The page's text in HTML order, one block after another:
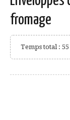
fromage
Temps total :